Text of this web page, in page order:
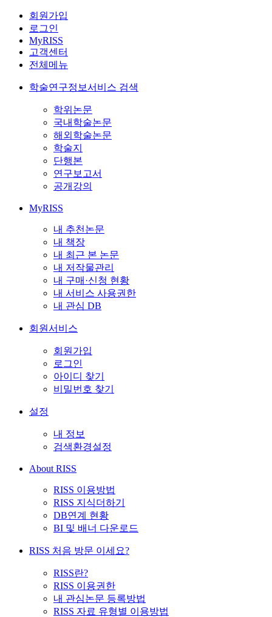
회원가입
로그인
MyRISS
고객센터
전체메뉴
학술연구정보서비스 검색
학위논문
국내학술논문
해외학술논문
학술지
단행본
연구보고서
공개강의
MyRISS
내 추천논문
내 책장
내 최근 본 논문
내 저작물관리
내 구매·신청 현황
내 서비스 사용권한
내 관심 DB
회원서비스
회원가입
로그인
아이디 찾기
비밀번호 찾기
설정
내 정보
검색환경설정
About RISS
RISS 이용방법
RISS 지식더하기
DB연계 현황
BI 및 배너 다운로드
RISS 처음 방문 이세요?
RISS란?
RISS 이용권한
내 관심논문 등록방법
RISS 자료 유형별 이용방법